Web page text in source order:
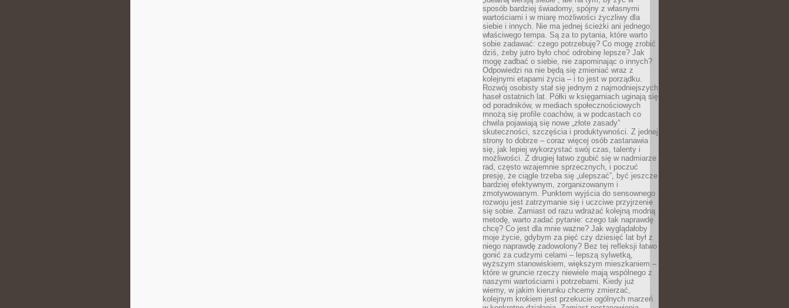
sposób bardziej świadomy, spójny z własnymi
wartościami i w miarę możliwości życzliwy dla
siebie i innych. Nie ma jednej ścieżki ani jednego
właściwego tempa. Są za to pytania, które warto
sobie zadawać: czego potrzebuję? Co mogę zrobić
dziś, żeby jutro było choć odrobinę lepsze? Jak
mogę zadbać o siebie, nie zapominając o innych?
Odpowiedzi na nie będą się zmieniać wraz z
kolejnymi etapami życia – i to jest w porządku.
Rozwój osobisty stał się jednym z najmodniejszych
haseł ostatnich lat. Półki w księgarniach uginają się
od poradników, w mediach społecznościowych
mnożą się profile coachów, a w podcastach co
chwila pojawiają się nowe „złote zasady”
skuteczności, szczęścia i produktywności. Z jednej
strony to dobrze – coraz więcej osób zastanawia
się, jak lepiej wykorzystać swój czas, talenty i
możliwości. Z drugiej łatwo zgubić się w nadmiarze
rad, często wzajemnie sprzecznych, i poczuć
presję, że ciągle trzeba się „ulepszać”, być jeszcze
bardziej efektywnym, zorganizowanym i
zmotywowanym. Punktem wyjścia do sensownego
rozwoju jest zatrzymanie się i uczciwe przyjrzenie
się sobie. Zamiast od razu wdrażać kolejną modną
metodę, warto zadać pytanie: czego tak naprawdę
chcę? Co jest dla mnie ważne? Jak wyglądałoby
moje życie, gdybym za pięć czy dziesięć lat był z
niego naprawdę zadowolony? Bez tej refleksji łatwo
gonić za cudzymi celami – lepszą sylwetką,
wyższym stanowiskiem, większym mieszkaniem –
które w gruncie rzeczy niewiele mają wspólnego z
naszymi wartościami i potrzebami. Kiedy już
wiemy, w jakim kierunku chcemy zmierzać,
kolejnym krokiem jest przekucie ogólnych marzeń